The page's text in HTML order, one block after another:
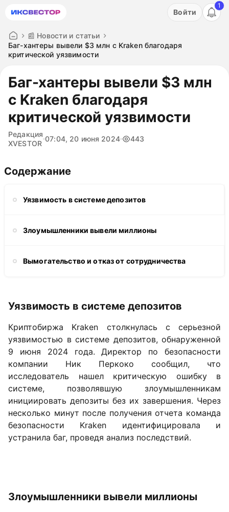
Акция: бесплатный пробный период на 3 дня!
Войти
1
📰 Новости и статьи
Баг-хантеры вывели $3 млн с Kraken благодаря
критической уязвимости
Баг-хантеры вывели $3 млн
с Kraken благодаря
критической уязвимости
Редакция
XVESTOR
07:04, 20 июня 2024 443
Содержание
Уязвимость в системе депозитов
Злоумышленники вывели миллионы
Вымогательство и отказ от сотрудничества
Уязвимость в системе депозитов
Криптобиржа Kraken столкнулась с серьезной
уязвимостью в системе депозитов, обнаруженной
9 июня 2024 года. Директор по безопасности
компании Ник Перкоко сообщил, что
исследователь нашел критическую ошибку в
системе, позволявшую злоумышленникам
инициировать депозиты без их завершения. Через
несколько минут после получения отчета команда
безопасности Kraken идентифицировала и
устранила баг, проведя анализ последствий.
Злоумышленники вывели миллионы